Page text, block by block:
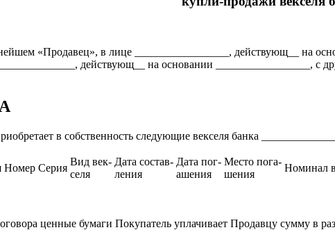
«Продавец», в лице _________________, действующ__ на
действующ__ на основании _________________,
в собственность следующие векселя банка
Номер Серия
Вид век-
селя
Дата состав-
ления
Дата пог-
ашения
Место пога-
шения
Номинал
ценные бумаги Покупатель уплачивает Продавцу сумму в